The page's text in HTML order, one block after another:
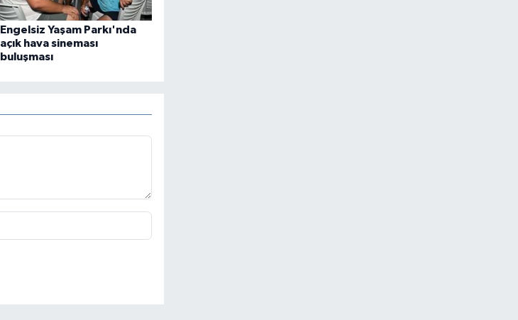
Engelsiz Yaşam Parkı'nda
açık hava sineması
buluşması